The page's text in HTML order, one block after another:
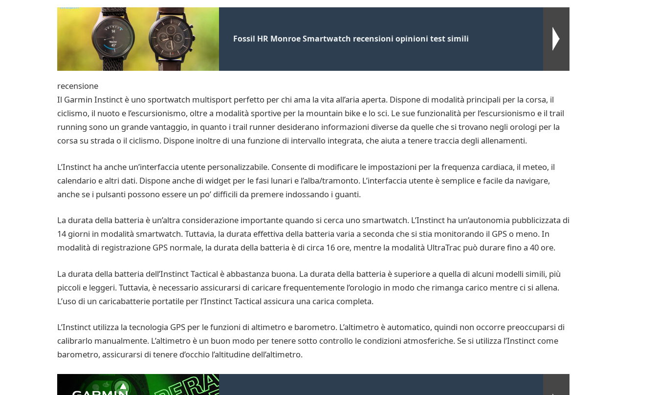
Fossil HR Monroe Smartwatch recensioni opinioni test simili
recensione
Il Garmin Instinct è uno sportwatch multisport perfetto per chi ama la vita all’aria aperta. Dispone di modalità principali per la corsa, il
ciclismo, il nuoto e l’escursionismo, oltre a modalità sportive per la mountain bike e lo sci. Le sue funzionalità per l’escursionismo e il trail
running sono un grande vantaggio, in quanto i trail runner desiderano informazioni diverse da quelle che si trovano negli orologi per la
corsa su strada o il ciclismo. Dispone inoltre di una funzione di intervallo integrata, che aiuta a tenere traccia degli allenamenti.
L’Instinct ha anche un’interfaccia utente personalizzabile. Consente di modificare le impostazioni per la frequenza cardiaca, il meteo, il
calendario e altri dati. Dispone anche di widget per le fasi lunari e l’alba/tramonto. L’interfaccia utente è semplice e facile da navigare,
anche se i pulsanti possono essere un po’ difficili da premere indossando i guanti.
La durata della batteria è un’altra considerazione importante quando si cerca uno smartwatch. L’Instinct ha un’autonomia pubblicizzata di
14 giorni in modalità smartwatch. Tuttavia, la durata effettiva della batteria varia a seconda che si stia monitorando il GPS o meno. In
modalità di registrazione GPS normale, la durata della batteria è di circa 16 ore, mentre la modalità UltraTrac può durare fino a 40 ore.
La durata della batteria dell’Instinct Tactical è abbastanza buona. La durata della batteria è superiore a quella di alcuni modelli simili, più
piccoli e leggeri. Tuttavia, è necessario assicurarsi di caricare frequentemente l’orologio in modo che rimanga carico mentre ci si allena.
L’uso di un caricabatterie portatile per l’Instinct Tactical assicura una carica completa.
L’Instinct utilizza la tecnologia GPS per le funzioni di altimetro e barometro. L’altimetro è automatico, quindi non occorre preoccuparsi di
calibrarlo manualmente. L’altimetro è un buon modo per tenere sotto controllo le condizioni atmosferiche. Se si utilizza l’Instinct come
barometro, assicurarsi di tenere d’occhio l’altitudine dell’altimetro.